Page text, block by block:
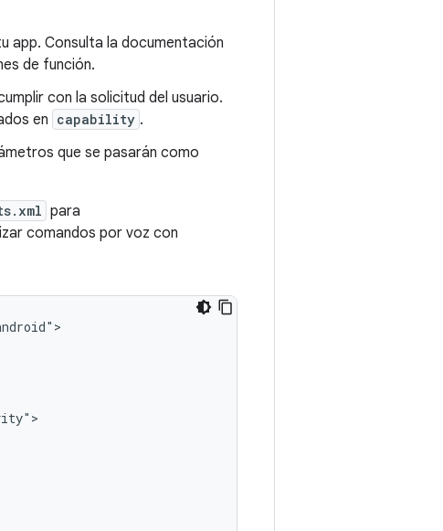
app. Consulta la documentación
de función.
con la solicitud del usuario.
en capability .
que se pasarán como
para
comandos por voz con